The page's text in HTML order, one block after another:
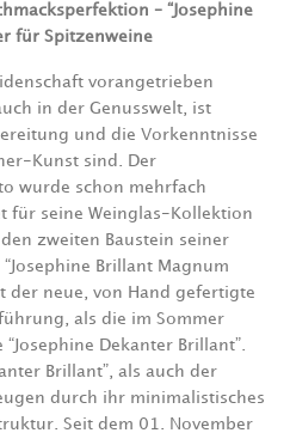
– “Josephine
für Spitzenweine
vorangetrieben
in der Genusswelt, ist
und die Vorkenntnisse
Kunst sind. Der
wurde schon mehrfach
für seine Weinglas-Kollektion
zweiten Baustein seiner
Brillant Magnum
der neue, von Hand gefertigte
als die im Sommer
Dekanter Brillant”.
Brillant”, als auch der
durch ihr minimalistisches
Seit dem 01. November